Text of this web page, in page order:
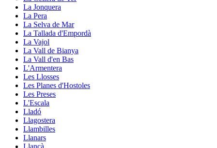
La Jonquera
La Pera
La Selva de Mar
La Tallada d'Empordà
La Vajol
La Vall de Bianya
La Vall d'en Bas
L'Armentera
Les Llosses
Les Planes d'Hostoles
Les Preses
L'Escala
Lladó
Llagostera
Llambilles
Llanars
Llançà